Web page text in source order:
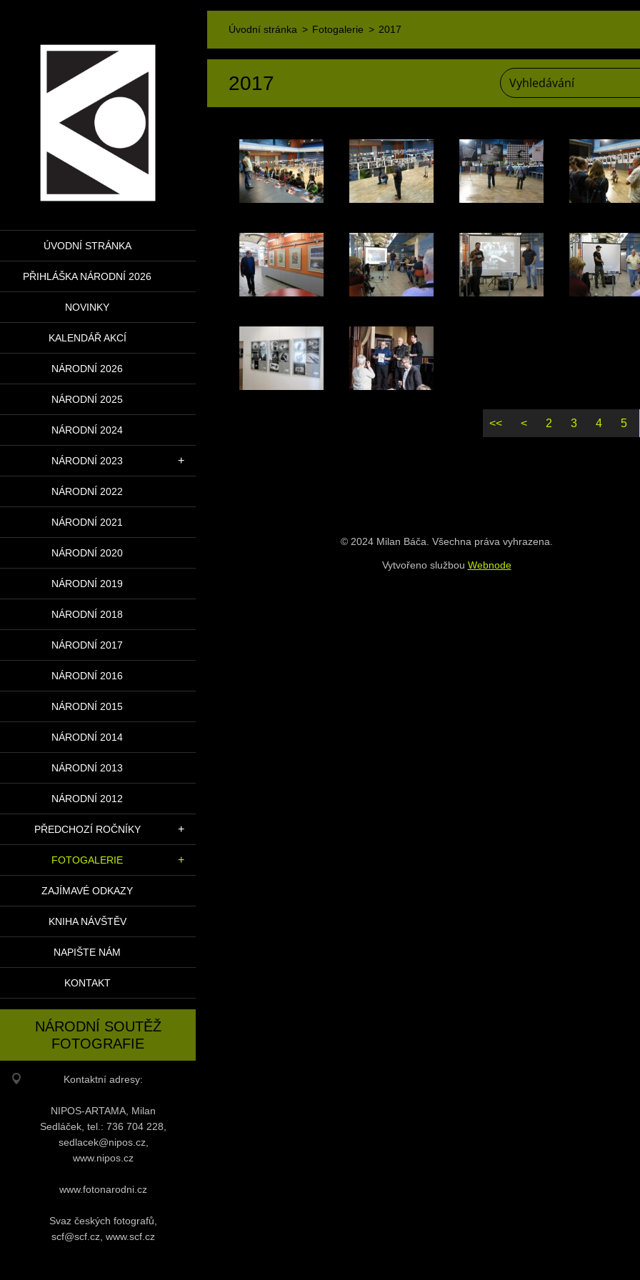
ÚVODNÍ STRÁNKA
PŘIHLÁŠKA NÁRODNÍ 2026
NOVINKY
KALENDÁŘ AKCÍ
NÁRODNÍ 2026
NÁRODNÍ 2025
NÁRODNÍ 2024
NÁRODNÍ 2023
NÁRODNÍ 2022
NÁRODNÍ 2021
NÁRODNÍ 2020
NÁRODNÍ 2019
NÁRODNÍ 2018
NÁRODNÍ 2017
NÁRODNÍ 2016
NÁRODNÍ 2015
NÁRODNÍ 2014
NÁRODNÍ 2013
NÁRODNÍ 2012
PŘEDCHOZÍ ROČNÍKY
FOTOGALERIE
ZAJÍMAVÉ ODKAZY
KNIHA NÁVŠTĚV
NAPIŠTE NÁM
KONTAKT
NÁRODNÍ SOUTĚŽ
FOTOGRAFIE
Kontaktní adresy:
NIPOS-ARTAMA, Milan
Sedláček, tel.: 736 704 228,
sedlacek@nipos.cz,
www.nipos.cz
www.fotonarodni.cz
Svaz českých fotografů,
scf@scf.cz, www.scf.cz
Úvodní stránka > Fotogalerie > 2017
2017
<< < 2 3 4 5
© 2024 Milan Báča. Všechna práva vyhrazena.
Vytvořeno službou Webnode